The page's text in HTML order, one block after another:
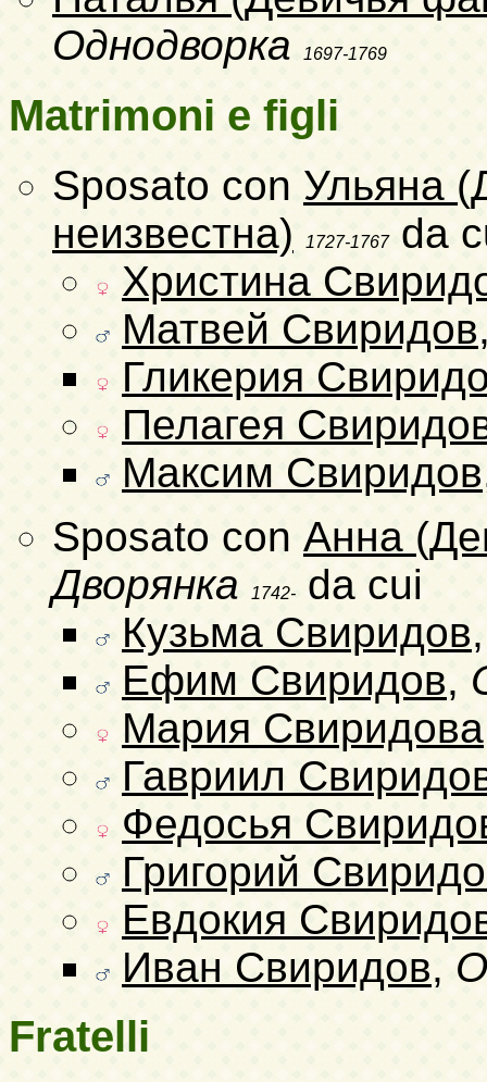
Однодворка
1697-1769
Matrimoni e figli
Sposato con Ульяна
неизвестна)
1727-1767da
Христина
Матвей Свиридов
Гликерия
Пелагея
Максим Свиридов
Sposato con Анна
Дворянка
1742-
da cui
Кузьма Свиридов
Ефим Свиридов,
Мария Свиридова
Гавриил
Федосья
Григорий
Евдокия
Иван Свиридов,
Fratelli